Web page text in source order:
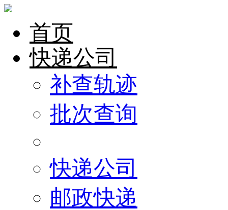
首页
快递公司
补查轨迹
批次查询
快递公司
邮政快递